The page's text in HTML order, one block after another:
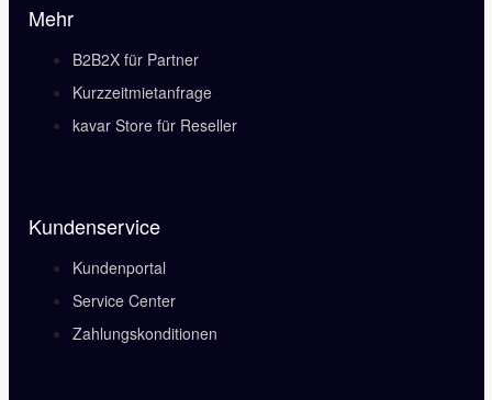
Mehr
B2B2X für Partner
Kurzzeitmietanfrage
kavar Store für Reseller
Kundenservice
Kundenportal
Service Center
Zahlungskonditionen